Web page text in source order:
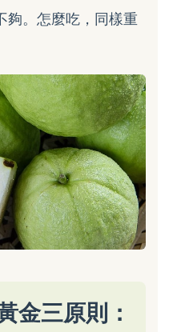
夠。怎麼吃，同樣重
金三原則：